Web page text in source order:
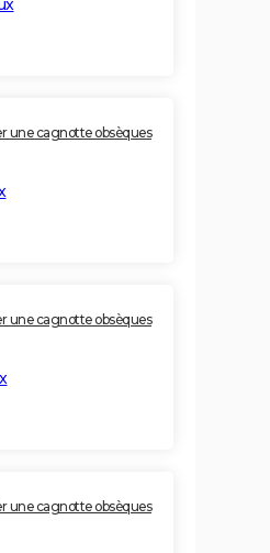
une cagnotte obsèques
une cagnotte obsèques
une cagnotte obsèques